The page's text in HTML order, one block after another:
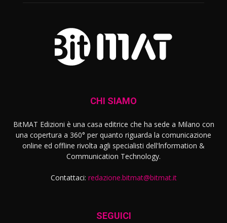
CHI SIAMO
BitMAT Edizioni è una casa editrice che ha sede a Milano con
una copertura a 360° per quanto riguarda la comunicazione
online ed offline rivolta agli specialisti dell'lnformation &
Communication Technology.
Contattaci: redazione.bitmat@bitmat.it
SEGUICI